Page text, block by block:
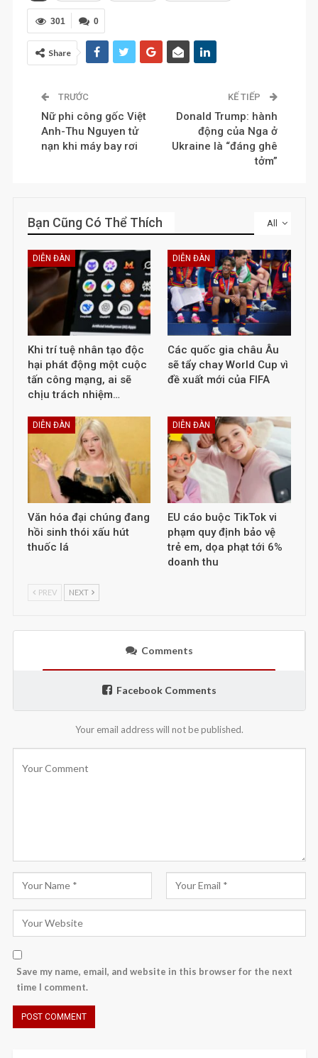
0
301
Share
TRƯỚC
Nữ phi công gốc Việt
Anh-Thu Nguyen tử
nạn khi máy bay rơi
KẾ TIẾP
Donald Trump: hành
động của Nga ở
Ukraine là “đáng ghê
tởm”
All
Bạn Cũng Có Thể Thích
DIỄN ĐÀN
Khi trí tuệ nhân tạo độc
hại phát động một cuộc
tấn công mạng, ai sẽ
chịu trách nhiệm…
DIỄN ĐÀN
Các quốc gia châu Âu
sẽ tẩy chay World Cup vì
đề xuất mới của FIFA
DIỄN ĐÀN
Văn hóa đại chúng đang
hồi sinh thói xấu hút
thuốc lá
DIỄN ĐÀN
EU cáo buộc TikTok vi
phạm quy định bảo vệ
trẻ em, dọa phạt tới 6%
doanh thu
PREV NEXT
Comments
Facebook Comments
Your email address will not be published.
Save my name, email, and website in this browser for the next
time I comment.